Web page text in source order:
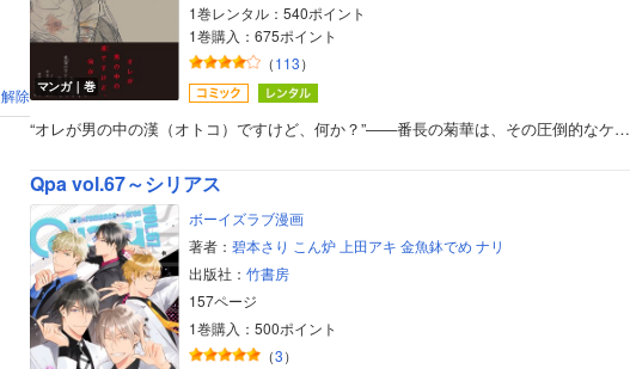
解除 マンガ｜巻
1巻レンタル：540ポイント
1巻購入：675ポイント
（113）
“オレが男の中の漢（オトコ）ですけど、何か？”――番長の菊華は、その圧倒的なケ…
Qpa vol.67～シリアス
ボーイズラブ漫画
著者： 碧本さり こん炉 上田アキ 金魚鉢でめ ナリ
出版社： 竹書房
157ページ
1巻購入：500ポイント
（3）